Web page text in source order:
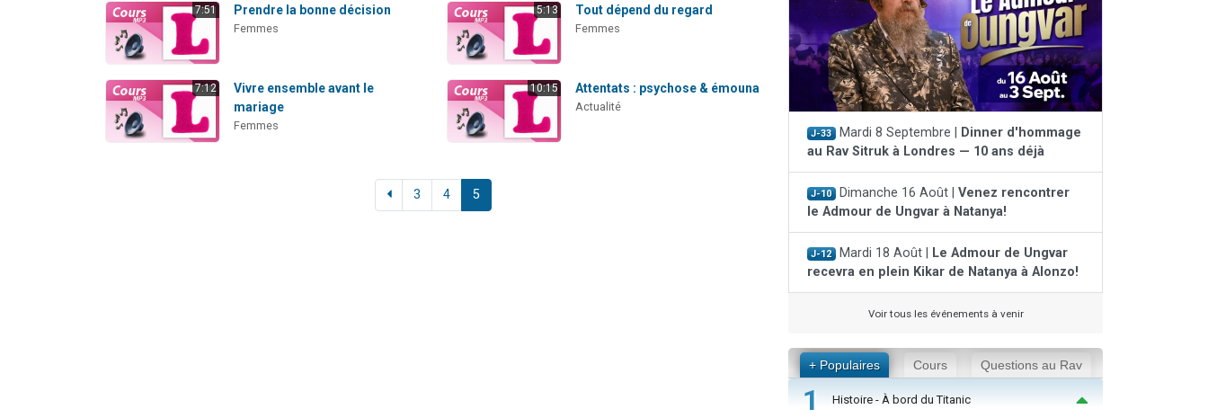
7:51 Prendre la bonne décision
Femmes
5:13 Tout dépend du regard
Femmes
7:12
Vivre ensemble avant le
mariage
Femmes
10:15 Attentats : psychose & émouna
Actualité
3 4 5
J-33 Mardi 8 Septembre |
Dinner d'hommage
au Rav Sitruk à Londres — 10 ans déjà
J-10 Dimanche 16 Août | Venez rencontrer
le Admour de Ungvar à Natanya!
J-12 Mardi 18 Août |
Le Admour de Ungvar
recevra en plein Kikar de Natanya à Alonzo!
Voir tous les événements à venir
+ Populaires Cours Questions au Rav
1 Histoire - À bord du Titanic